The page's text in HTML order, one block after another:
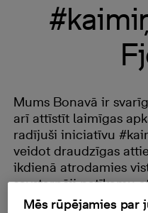
Mums Bonavā ir
arī attīstīt laimīgas
radījuši iniciatīvu
veidot draudzīgas
ikdienā atrodamies
savstarpēji patīkamu
sajūtu un lepnumu
Mēs rūpējamies par